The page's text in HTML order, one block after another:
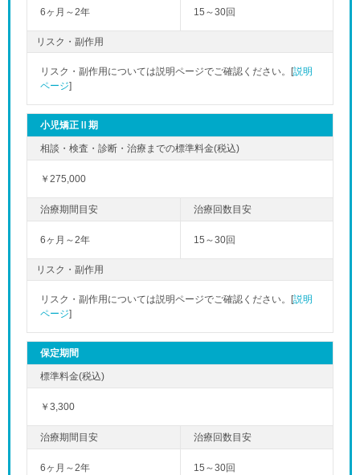
6ヶ月～2年 15～30回
リスク・副作用
リスク・副作用については説明ページでご確認ください。[説明
ページ]
小児矯正Ⅱ期
￥275,000
6ヶ月～2年 15～30回
リスク・副作用
リスク・副作用については説明ページでご確認ください。[説明
ページ]
保定期間
￥3,300
6ヶ月～2年 15～30回